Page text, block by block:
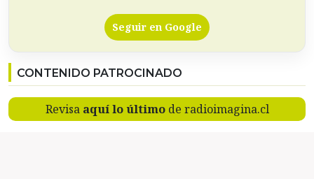
Seguir en Google
CONTENIDO PATROCINADO
Revisa aquí lo últimode radioimagina.cl